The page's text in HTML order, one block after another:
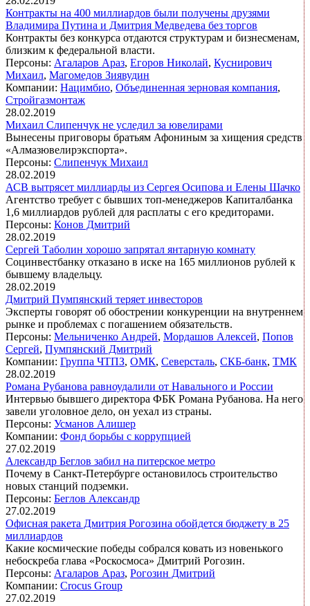
Контракты на 400 миллиардов были получены друзями
Владимира Путина и Дмитрия Медведева без торгов
Контракты без конкурса отдаются структурам и бизнесменам,
близким к федеральной власти.
Персоны: Агаларов Араз, Егоров Николай, Куснирович
Михаил, Магомедов Зиявудин
Компании: Нацимбио, Объединенная зерновая компания,
Стройгазмонтаж
28.02.2019
Михаил Слипенчук не уследил за ювелирами
Вынесены приговоры братьям Афониным за хищения средств
«Алмазювелирэкспорта».
Персоны: Слипенчук Михаил
28.02.2019
АСВ вытрясет миллиарды из Сергея Осипова и Елены Шачко
Агентство требует с бывших топ-менеджеров Капиталбанка
1,6 миллиардов рублей для расплаты с его кредиторами.
Персоны: Конов Дмитрий
28.02.2019
Сергей Таболин хорошо запрятал янтарную комнату
Социнвестбанку отказано в иске на 165 миллионов рублей к
бывшему владельцу.
28.02.2019
Дмитрий Пумпянский теряет инвесторов
Эксперты говорят об обострении конкуренции на внутреннем
рынке и проблемах с погашением обязательств.
Персоны: Мельниченко Андрей, Мордашов Алексей, Попов
Сергей, Пумпянский Дмитрий
Компании: Группа ЧТПЗ, ОМК, Северсталь, СКБ-банк, ТМК
28.02.2019
Романа Рубанова равноудалили от Навального и России
Интервью бывшего директора ФБК Романа Рубанова. На него
завели уголовное дело, он уехал из страны.
Персоны: Усманов Алишер
Компании: Фонд борьбы с коррупцией
27.02.2019
Александр Беглов забил на питерское метро
Почему в Санкт-Петербурге остановилось строительство
новых станций подземки.
Персоны: Беглов Александр
27.02.2019
Офисная ракета Дмитрия Рогозина обойдется бюджету в 25
миллиардов
Какие космические победы собрался ковать из новенького
небоскреба глава «Роскосмоса» Дмитрий Рогозин.
Персоны: Агаларов Араз, Рогозин Дмитрий
Компании: Crocus Group
27.02.2019